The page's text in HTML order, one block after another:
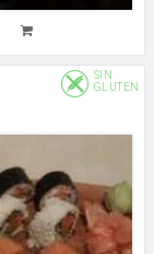
SIN
GLUTEN